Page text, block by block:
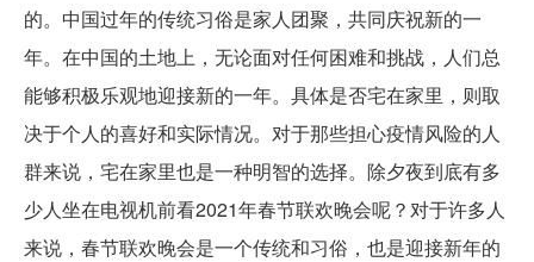
的。中国过年的传统习俗是家人团聚，共同庆祝新的一
年。在中国的土地上，无论面对任何困难和挑战，人们总
能够积极乐观地迎接新的一年。具体是否宅在家里，则取
决于个人的喜好和实际情况。对于那些担心疫情风险的人
群来说，宅在家里也是一种明智的选择。除夕夜到底有多
少人坐在电视机前看2021年春节联欢晚会呢？对于许多人
来说，春节联欢晚会是一个传统和习俗，也是迎接新年的